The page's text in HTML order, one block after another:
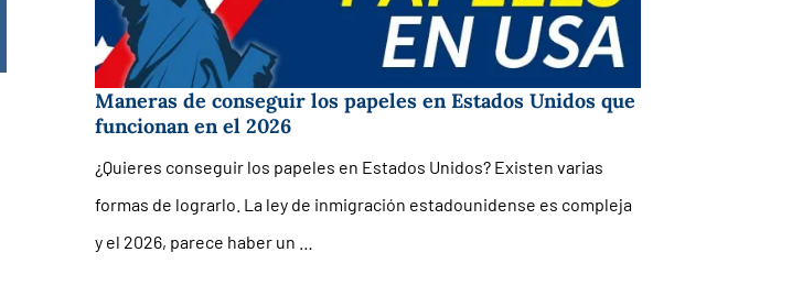
Maneras de conseguir los papeles en Estados Unidos que
funcionan en el 2026
¿Quieres conseguir los papeles en Estados Unidos? Existen varias
formas de lograrlo. La ley de inmigración estadounidense es compleja
y el 2026, parece haber un …